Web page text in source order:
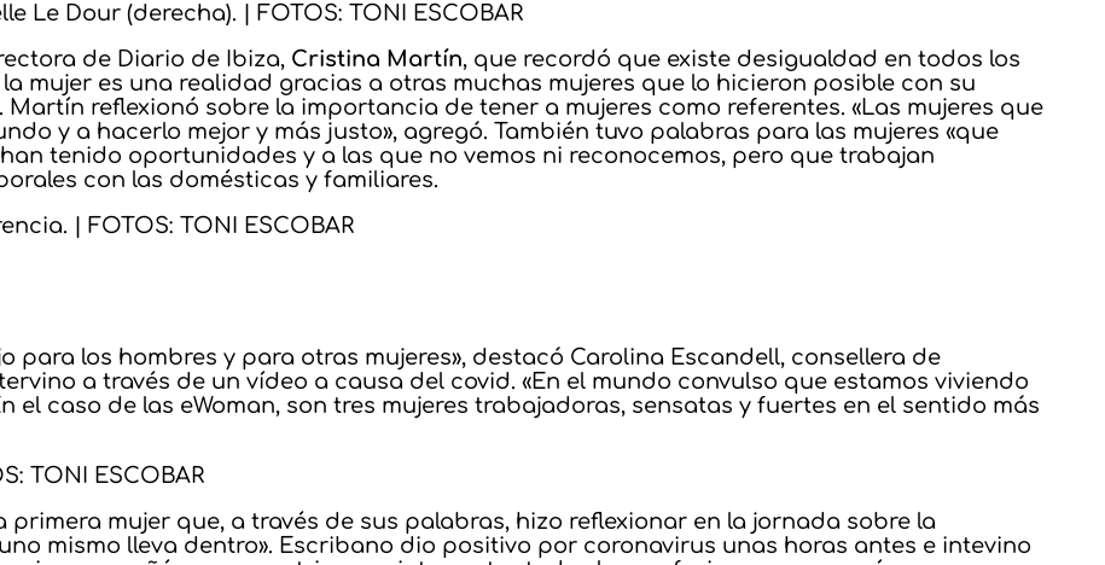
Le Dour (derecha). | FOTOS: TONI ESCOBAR
de Diario de Ibiza, Cristina Martín, que recordó que existe desigualdad en todos los
mujer es una realidad gracias a otras muchas mujeres que lo hicieron posible con su
Martín reflexionó sobre la importancia de tener a mujeres como referentes. «Las mujeres que
y a hacerlo mejor y más justo», agregó. También tuvo palabras para las mujeres «que
tenido oportunidades y a las que no vemos ni reconocemos, pero que trabajan
con las domésticas y familiares.
| FOTOS: TONI ESCOBAR
para los hombres y para otras mujeres», destacó Carolina Escandell, consellera de
a través de un vídeo a causa del covid. «En el mundo convulso que estamos viviendo
el caso de las eWoman, son tres mujeres trabajadoras, sensatas y fuertes en el sentido más
TONI ESCOBAR
mujer que, a través de sus palabras, hizo reflexionar en la jornada sobre la
mismo lleva dentro». Escribano dio positivo por coronavirus unas horas antes e intevino